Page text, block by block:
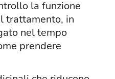
la funzione
trattamento, in
nel tempo
prendere